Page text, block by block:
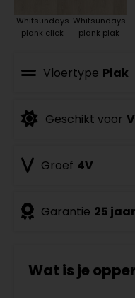
Whitsundays
plank click
Whitsundays
plank plak
Vloertype Plak
Geschikt voor
Groef 4V
Garantie 25 jaar
Wat is je